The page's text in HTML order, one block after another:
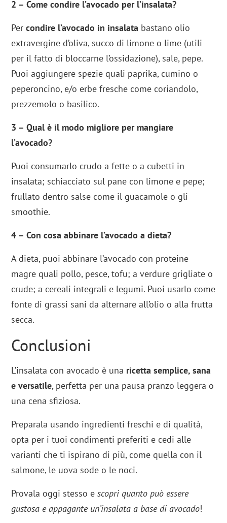
2 – Come condire l’avocado per l’insalata?
Percondire l’avocado in insalata bastano olio
extravergine d’oliva, succo di limone o lime (utili
per il fatto di bloccarne l’ossidazione), sale, pepe.
Puoi aggiungere spezie quali paprika, cumino o
peperoncino, e/o erbe fresche come coriandolo,
prezzemolo o basilico.
3 – Qual è il modo migliore per mangiare
l’avocado?
Puoi consumarlo crudo a fette o a cubetti in
insalata; schiacciato sul pane con limone e pepe;
frullato dentro salse come il guacamole o gli
smoothie.
4 – Con cosa abbinare l’avocado a dieta?
A dieta, puoi abbinare l’avocado con proteine
magre quali pollo, pesce, tofu; a verdure grigliate o
crude; a cereali integrali e legumi. Puoi usarlo come
fonte di grassi sani da alternare all’olio o alla frutta
secca.
Conclusioni
L’insalata con avocado è una ricetta semplice, sana
e versatile, perfetta per una pausa pranzo leggera o
una cena sfiziosa.
Preparala usando ingredienti freschi e di qualità,
opta per i tuoi condimenti preferiti e cedi alle
varianti che ti ispirano di più, come quella con il
salmone, le uova sode o le noci.
Provala oggi stesso escopri quanto può essere
gustosa e appagante un’insalata a base di avocado!